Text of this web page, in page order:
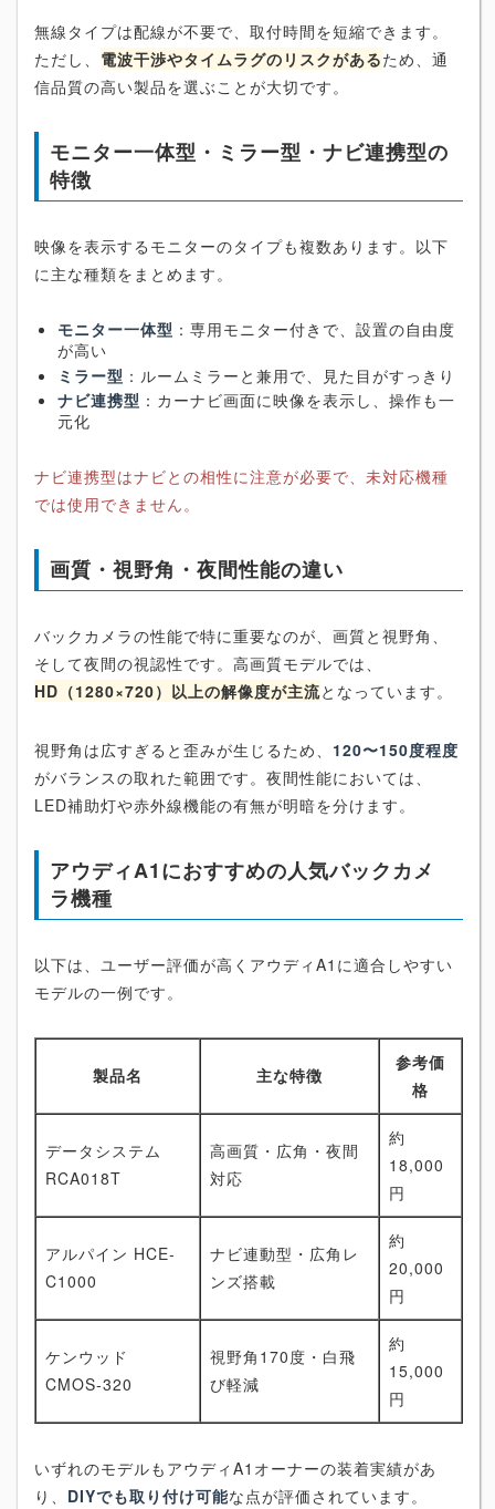
無線タイプは配線が不要で、取付時間を短縮できます。
ただし、 電波干渉やタイムラグのリスクがあるため、通
信品質の高い製品を選ぶことが大切です。
モニター一体型・ミラー型・ナビ連携型の
特徴
映像を表示するモニターのタイプも複数あります。以下
に主な種類をまとめます。
モニター一体型 ：専用モニター付きで、設置の自由度
が高い
ミラー型 ：ルームミラーと兼用で、見た目がすっきり
ナビ連携型 ：カーナビ画面に映像を表示し、操作も一
元化
ナビ連携型はナビとの相性に注意が必要で、未対応機種
では使用できません。
画質・視野角・夜間性能の違い
バックカメラの性能で特に重要なのが、画質と視野角、
そして夜間の視認性です。高画質モデルでは、
HD（1280×720）以上の解像度が主流となっています。
視野角は広すぎると歪みが生じるため、 120〜150度程度
がバランスの取れた範囲です。夜間性能においては、
LED補助灯や赤外線機能の有無が明暗を分けます。
アウディA1におすすめの人気バックカメ
ラ機種
以下は、ユーザー評価が高くアウディA1に適合しやすい
モデルの一例です。
製品名 主な特徴
参考価
格
データシステム
RCA018T
高画質・広角・夜間
対応
約
18,000
円
アルパイン HCE-
C1000
ナビ連動型・広角レ
ンズ搭載
約
20,000
円
ケンウッド
CMOS-320
視野角170度・白飛
び軽減
約
15,000
円
いずれのモデルもアウディA1オーナーの装着実績があ
り、 DIYでも取り付け可能な点が評価されています。